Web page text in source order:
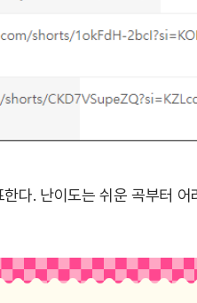
다. 난이도는 쉬운 곡부터